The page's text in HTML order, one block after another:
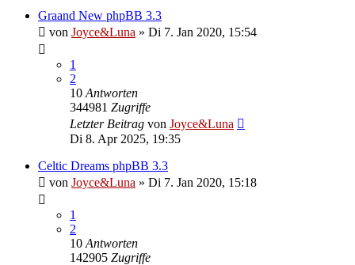
Graand New phpBB 3.3
von Joyce&Luna » Di 7. Jan 2020, 15:54
1
2
10 Antworten
344981 Zugriffe
Letzter Beitrag von Joyce&Luna
Di 8. Apr 2025, 19:35
Celtic Dreams phpBB 3.3
von Joyce&Luna » Di 7. Jan 2020, 15:18
1
2
10 Antworten
142905 Zugriffe